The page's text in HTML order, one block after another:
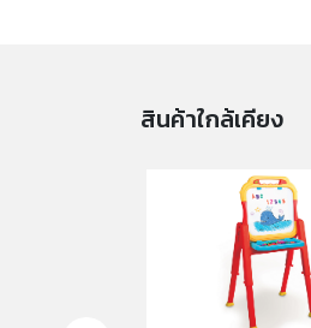
สินค้าใกล้เคียง